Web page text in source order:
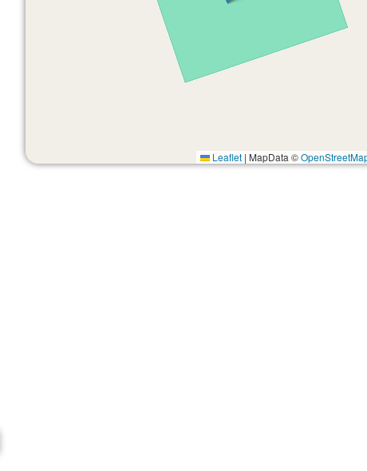
Leaflet | MapData ©